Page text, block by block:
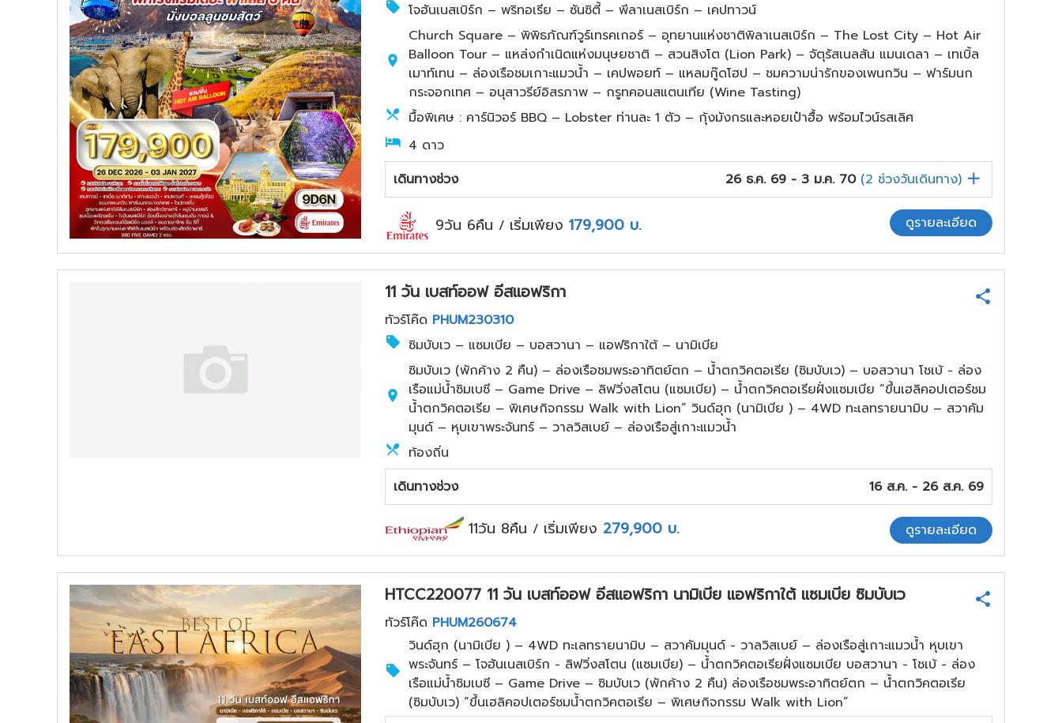
โจฮันเนสเบิร์ก – พริทอเรีย – ซันซิตี้ – พีลาเนสเบิร์ก – เคปทาวน์
Church Square – พิพิธภัณฑ์วูร์เทรคเกอร์ – อุทยานแห่งชาติพิลาเนสเบิร์ก – The Lost City – Hot Air
Balloon Tour – แหล่งกำเนิดแห่งมนุษยชาติ – สวนสิงโต (Lion Park) – จัตุรัสเนลสัน แมนเดลา – เทเบิ้ล
เมาท์เทน – ล่องเรือชมเกาะแมวน้ำ – เคปพอยท์ – แหลมกู๊ดโฮป – ชมความน่ารักของเพนกวิน – ฟาร์มนก
กระจอกเทศ – อนุสาวรีย์อิสรภาพ – กรูทคอนสแตนเทีย (Wine Tasting)
มื้อพิเศษ : คาร์นิวอร์ BBQ – Lobster ท่านละ 1 ตัว – กุ้งมังกรและหอยเป๋าฮื้อ พร้อมไวน์รสเลิศ
4 ดาว
เดินทางช่วง
26 ธ.ค. 69 - 3 ม.ค. 70 (2 ช่วงวันเดินทาง)
9วัน 6คืน / เริ่มเพียง179,900 บ. ดูรายละเอียด
11 วัน เบสท์ออฟ อีสแอฟริกา
ทัวร์โค๊ด PHUM230310
ซิมบับเว – แซมเบีย – บอสวานา – แอฟริกาใต้ – นามิเบีย
ซิมบับเว (พักค้าง 2 คืน) – ล่องเรือชมพระอาทิตย์ตก – น้ำตกวิคตอเรีย (ซิมบับเว) – บอสวานา โชเบ้ - ล่อง
เรือแม่น้ำซิมเบซี – Game Drive – ลิฟวิ่งสโตน (แซมเบีย) – น้ำตกวิคตอเรียฝั่งแซมเบีย “ขึ้นเฮลิคอปเตอร์ชม
น้ำตกวิคตอเรีย – พิเศษกิจกรรม Walk with Lion” วินด์ฮุก (นามิเบีย ) – 4WD ทะเลทรายนามิบ – สวาคัม
มุนด์ – หุบเขาพระจันทร์ – วาลวิสเบย์ – ล่องเรือสู่เกาะแมวน้ำ
ท้องถิ่น
เดินทางช่วง
16 ส.ค. - 26 ส.ค. 69
11วัน 8คืน / เริ่มเพียง 279,900 บ. ดูรายละเอียด
HTCC220077 11 วัน เบสท์ออฟ อีสแอฟริกา นามิเบีย แอฟริกาใต้ แซมเบีย ซิมบับเว
ทัวร์โค๊ด PHUM260674
วินด์ฮุก (นามิเบีย ) – 4WD ทะเลทรายนามิบ – สวาคัมมุนด์ - วาลวิสเบย์ – ล่องเรือสู่เกาะแมวน้ำ หุบเขา
พระจันทร์ – โจฮันเนสเบิร์ก - ลิฟวิ่งสโตน (แซมเบีย) – น้ำตกวิคตอเรียฝั่งแซมเบีย บอสวานา - โชเบ้ - ล่อง
เรือแม่น้ำซิมเบซี – Game Drive – ซิมบับเว (พักค้าง 2 คืน) ล่องเรือชมพระอาทิตย์ตก – น้ำตกวิคตอเรีย
(ซิมบับเว) “ขึ้นเฮลิคอปเตอร์ชมน้ำตกวิคตอเรีย – พิเศษกิจกรรม Walk with Lion”